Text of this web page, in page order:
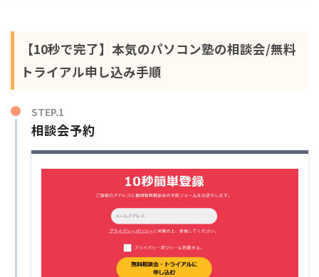
【10秒で完了】本気のパソコン塾の相談会/無料
トライアル申し込み手順
STEP.1
相談会予約